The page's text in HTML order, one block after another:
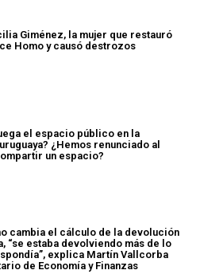
Giménez, la mujer que restauró
Homo y causó destrozos
el espacio público en la
¿Hemos renunciado al
un espacio?
cambia el cálculo de la devolución
“se estaba devolviendo más de lo
explica Martín Vallcorba
de Economía y Finanzas